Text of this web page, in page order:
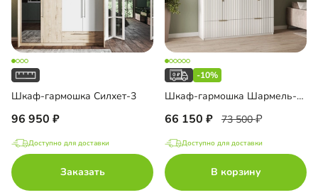
Шкаф-гармошка Силхет-3
96 950
Доступно для доставки
Заказать
-10%
Шкаф-гармошка Шармель-2.2 Лайф
66 150 73 500
Доступно для доставки
В корзину